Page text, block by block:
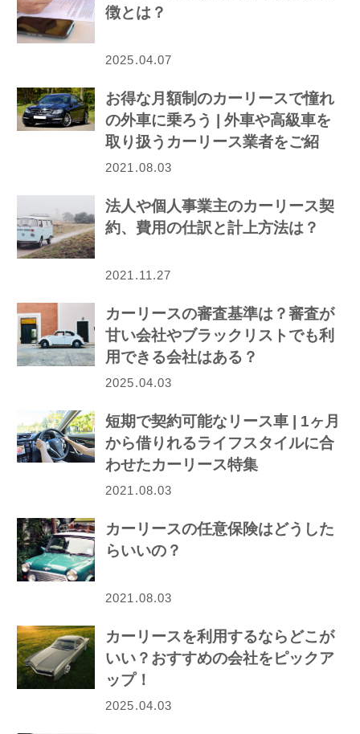
徴とは？
2025.04.07
お得な月額制のカーリースで憧れ
の外車に乗ろう | 外車や高級車を
取り扱うカーリース業者をご紹
介！
2021.08.03
法人や個人事業主のカーリース契
約、費用の仕訳と計上方法は？
2021.11.27
カーリースの審査基準は？審査が
甘い会社やブラックリストでも利
用できる会社はある？
2025.04.03
短期で契約可能なリース車 | 1ヶ月
から借りれるライフスタイルに合
わせたカーリース特集
2021.08.03
カーリースの任意保険はどうした
らいいの？
2021.08.03
カーリースを利用するならどこが
いい？おすすめの会社をピックア
ップ！
2025.04.03